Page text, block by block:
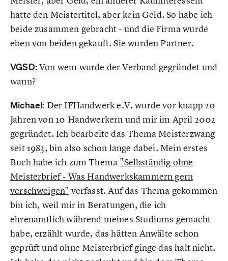
hatte den Meistertitel, aber kein Geld. So habe ich
beide zusammen gebracht - und die Firma wurde
eben von beiden gekauft. Sie wurden Partner.
VGSD:Von wem wurde der Verband gegründet und
wann?
Michael: Der IFHandwerk e.V. wurde vor knapp 20
Jahren von 10 Handwerkern und mir im April 2002
gegründet. Ich bearbeite das Thema Meisterzwang
seit 1983, bin also schon lange dabei. Mein erstes
Buch habe ich zum Thema "Selbständig ohne
Meisterbrief - Was Handwerkskammern gern
verschweigen" verfasst. Auf das Thema gekommen
bin ich, weil mir in Beratungen, die ich
ehrenamtlich während meines Studiums gemacht
habe, erzählt wurde, das hätten Anwälte schon
geprüft und ohne Meisterbrief ginge das halt nicht.